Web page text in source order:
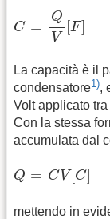
C =
Q
V
[F]
V[F
La capacità è il
condensatore1),
Volt applicato
Con la stessa
accumulata dal
Q = CV[C]
Q V[C]
mettendo in